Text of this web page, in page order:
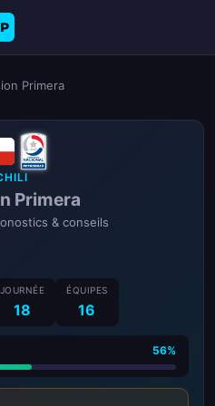
Primera
Primera
& conseils
JOURNÉE
18
ÉQUIPES
16
56%